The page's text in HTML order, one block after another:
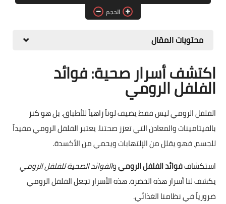
حلويات
الحجم
محتويات المقال
اكتشف أسرار صحية: فوائد
الفلفل الرومي
الفلفل الرومي ليس فقط يضيف لوناً زاهياً للأطباق. بل هو كنز
بالفيتامينات والمعادن التي تعزز صحتنا. يعتبر الفلفل الرومي مفيداً
للجسم، فهو يقلل من الإلتهابات ويحمي من الأكسدة.
استكشاففوائد الفلفل الروميوالفوائد الصحية للفلفل الرومي
يكشف لنا أسرار هذه الخضرة. هذه الأسرار تجعل الفلفل الرومي
ضرورياً في نظامنا الغذائي.